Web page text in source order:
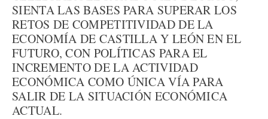
SIENTA LAS BASES PARA SUPERAR LOS
RETOS DE COMPETITIVIDAD DE LA
ECONOMÍA DE CASTILLA Y LEÓN EN EL
FUTURO, CON POLÍTICAS PARA EL
INCREMENTO DE LA ACTIVIDAD
ECONÓMICA COMO ÚNICA VÍA PARA
SALIR DE LA SITUACIÓN ECONÓMICA
ACTUAL.